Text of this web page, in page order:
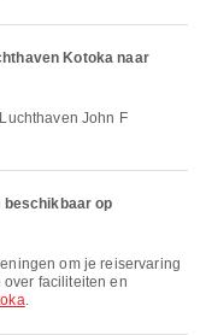
Kotoka naar
op
faciliteiten en
.